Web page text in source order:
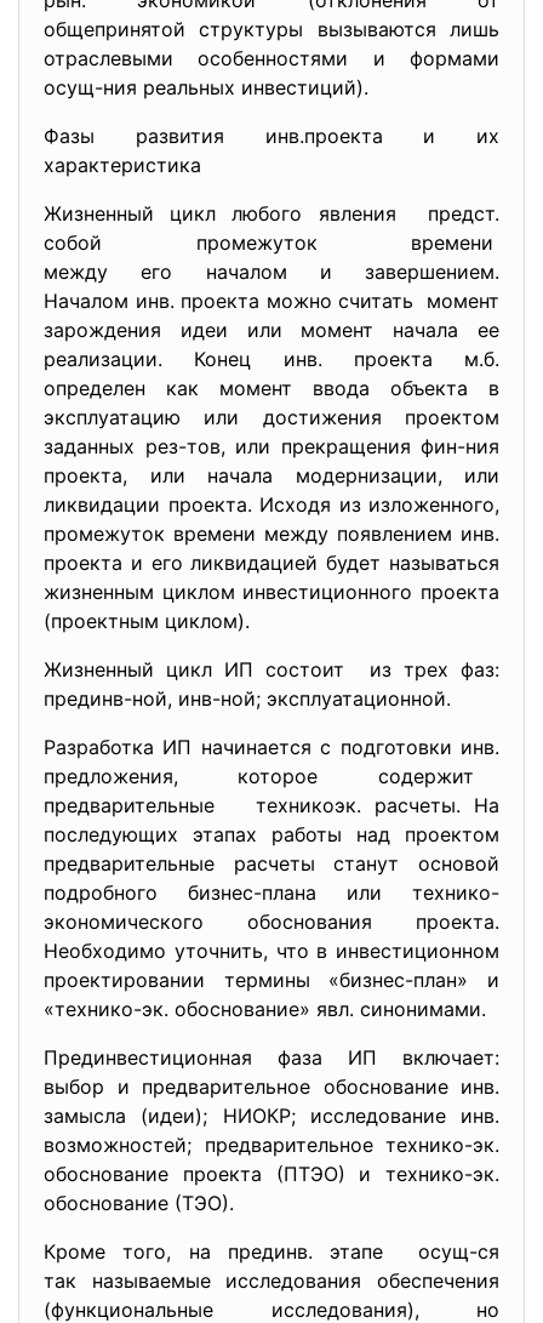
общепринятой структуры вызываются лишь
отраслевыми особенностями и формами
осущ-ния реальных инвестиций).
Фазы развития инв.проекта и их
характеристика
Жизненный цикл любого явления предст.
собой промежуток времени
между его началом и завершением.
Началом инв. проекта можно считать момент
зарождения идеи или момент начала ее
реализации. Конец инв. проекта м.б.
определен как момент ввода объекта в
эксплуатацию или достижения проектом
заданных рез-тов, или прекращения фин-ния
проекта, или начала модернизации, или
ликвидации проекта. Исходя из изложенного,
промежуток времени между появлением инв.
проекта и его ликвидацией будет называться
жизненным циклом инвестиционного проекта
(проектным циклом).
Жизненный цикл ИП состоит из трех фаз:
прединв-ной, инв-ной; эксплуатационной.
Разработка ИП начинается с подготовки инв.
предложения, которое содержит
предварительные техникоэк. расчеты. На
последующих этапах работы над проектом
предварительные расчеты станут основой
подробного бизнес-плана или технико-
экономического обоснования проекта.
Необходимо уточнить, что в инвестиционном
проектировании термины «бизнес-план» и
«технико-эк. обоснование» явл. синонимами.
Прединвестиционная фаза ИП включает:
выбор и предварительное обоснование инв.
замысла (идеи); НИОКР; исследование инв.
возможностей; предварительное технико-эк.
обоснование проекта (ПТЭО) и технико-эк.
обоснование (ТЭО).
Кроме того, на прединв. этапе осущ-ся
так называемые исследования обеспечения
(функциональные исследования), но